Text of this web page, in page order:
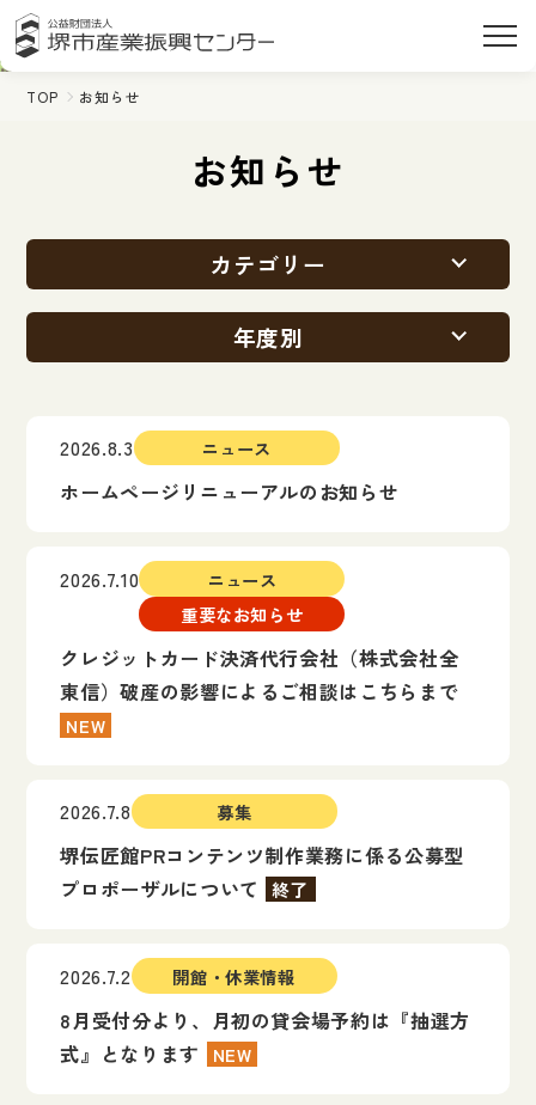
TOP お知らせ
お知らせ
カテゴリー
年度別
2026.8.3 ニュース
ホームページリニューアルのお知らせ
2026.7.10
ニュース
重要なお知らせ
クレジットカード決済代行会社（株式会社全
東信）破産の影響によるご相談はこちらまで
NEW
2026.7.8 募集
堺伝匠館PRコンテンツ制作業務に係る公募型
プロポーザルについて
終了
2026.7.2 開館・休業情報
8月受付分より、月初の貸会場予約は『抽選方
式』となります
NEW